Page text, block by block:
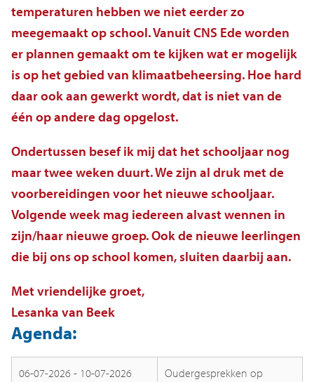
temperaturen hebben we niet eerder zo
meegemaakt op school. Vanuit CNS Ede worden
er plannen gemaakt om te kijken wat er mogelijk
is op het gebied van klimaatbeheersing. Hoe hard
daar ook aan gewerkt wordt, dat is niet van de
één op andere dag opgelost.
Ondertussen besef ik mij dat het schooljaar nog
maar twee weken duurt. We zijn al druk met de
voorbereidingen voor het nieuwe schooljaar.
Volgende week mag iedereen alvast wennen in
zijn/haar nieuwe groep. Ook de nieuwe leerlingen
die bij ons op school komen, sluiten daarbij aan.
Met vriendelijke groet,
Lesanka van Beek
Agenda:
06-07-2026 - 10-07-2026
Oudergesprekken op